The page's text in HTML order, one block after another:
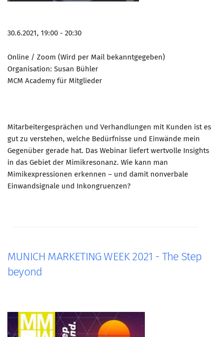
30.6.2021, 19:00 - 20:30
Online / Zoom (Wird per Mail bekanntgegeben)
Organisation: Susan Bühler
MCM Academy für Mitglieder
Mitarbeitergesprächen und Verhandlungen mit Kunden ist es
gut zu verstehen, welche Bedürfnisse und Einwände mein
Gegenüber gerade hat. Das Webinar liefert wertvolle Insights
in das Gebiet der Mimikresonanz. Wie kann man
Mimikexpressionen erkennen – und damit nonverbale
Einwandsignale und Inkongruenzen?
MUNICH MARKETING WEEK 2021 - The Step
beyond